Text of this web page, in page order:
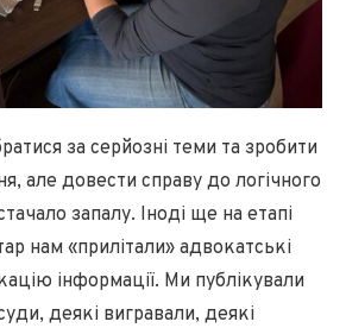
за серйозні теми та зробити
але довести справу до логічного
запалу. Іноді ще на етапі
нам «прилітали» адвокатські
інформації. Ми публікували
деякі вигравали, деякі